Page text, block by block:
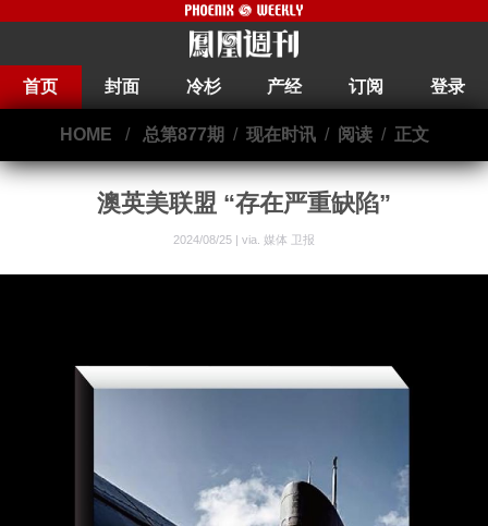
首页 封面 冷杉 产经 订阅 登录
HOME / 总第877期 / 现在时讯/ 阅读/ 正文
澳英美联盟 “存在严重缺陷”
2024/08/25 | via. 媒体 卫报